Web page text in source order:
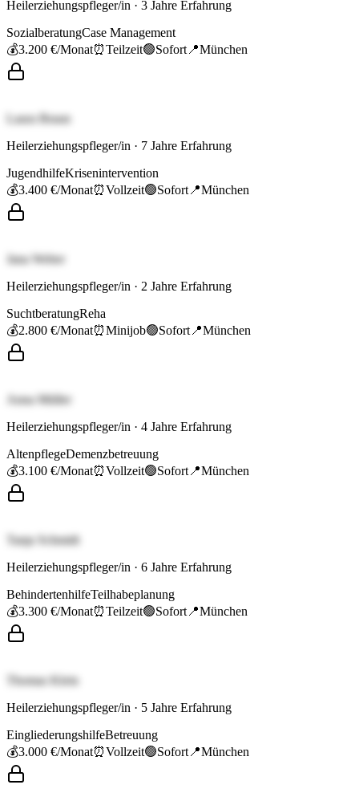
Heilerziehungspfleger/in · 3 Jahre Erfahrung
SozialberatungCase Management
💰3.200 €/Monat⏰Teilzeit🟢Sofort 📍München
Laura Braun
Heilerziehungspfleger/in · 7 Jahre Erfahrung
JugendhilfeKrisenintervention
💰3.400 €/Monat⏰Vollzeit🟢Sofort 📍München
Jana Weber
Heilerziehungspfleger/in · 2 Jahre Erfahrung
SuchtberatungReha
💰2.800 €/Monat⏰Minijob🟢Sofort 📍München
Anna Müller
Heilerziehungspfleger/in · 4 Jahre Erfahrung
AltenpflegeDemenzbetreuung
💰3.100 €/Monat⏰Vollzeit🟢Sofort 📍München
Tanja Schmidt
Heilerziehungspfleger/in · 6 Jahre Erfahrung
BehindertenhilfeTeilhabeplanung
💰3.300 €/Monat⏰Teilzeit🟢Sofort 📍München
Thomas Klein
Heilerziehungspfleger/in · 5 Jahre Erfahrung
EingliederungshilfeBetreuung
💰3.000 €/Monat⏰Vollzeit🟢Sofort 📍München